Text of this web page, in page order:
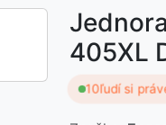
405XL
10ľudí si